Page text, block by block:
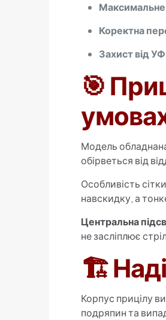
Максимальне
Коректна
Захист від
🎯
Модель
обірветься від
Особливість
навскидку, а
Центральна
не засліплює
🏗️
Корпус прицілу
подряпин та